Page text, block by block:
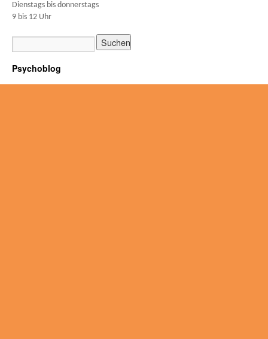
Dienstags bis donnerstags
9 bis 12 Uhr
Psychoblog